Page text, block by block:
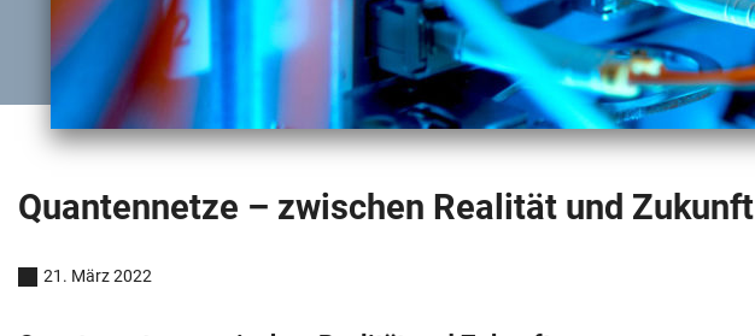
Quantennetze – zwischen Realität und Zukunft
21. März 2022